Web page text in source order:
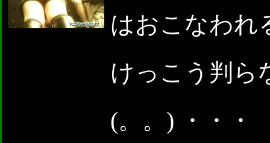
はおこなわれ
けっこう判ら
(。。) ・・・